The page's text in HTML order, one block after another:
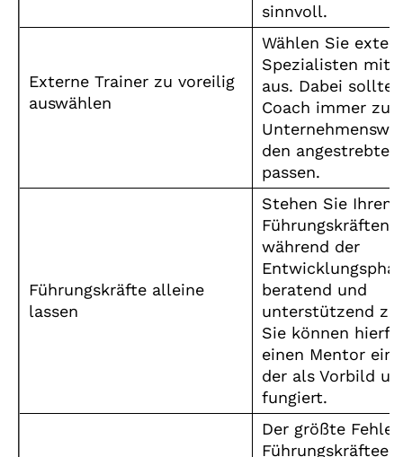
sinnvoll.
Externe Trainer zu voreilig
auswählen
Wählen Sie
Spezialisten mit
aus. Dabei sollte
Coach immer zu
den
passen.
Führungskräfte alleine
lassen
Stehen Sie Ihren
Führungskräften
während der
beratend und
unterstützend
Sie können
einen Mentor
der als Vorbild
fungiert.
Der größte